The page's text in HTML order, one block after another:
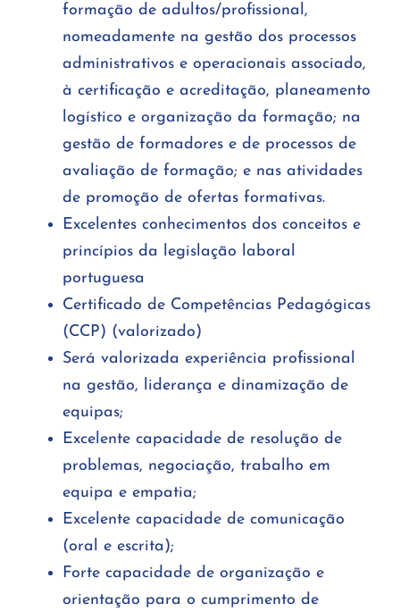
formação de adultos/profissional,
nomeadamente na gestão dos processos
administrativos e operacionais associado,
à certificação e acreditação, planeamento
logístico e organização da formação; na
gestão de formadores e de processos de
avaliação de formação; e nas atividades
de promoção de ofertas formativas.
Excelentes conhecimentos dos conceitos e
princípios da legislação laboral
portuguesa
Certificado de Competências Pedagógicas
(CCP) (valorizado)
Será valorizada experiência profissional
na gestão, liderança e dinamização de
equipas;
Excelente capacidade de resolução de
problemas, negociação, trabalho em
equipa e empatia;
Excelente capacidade de comunicação
(oral e escrita);
Forte capacidade de organização e
orientação para o cumprimento de